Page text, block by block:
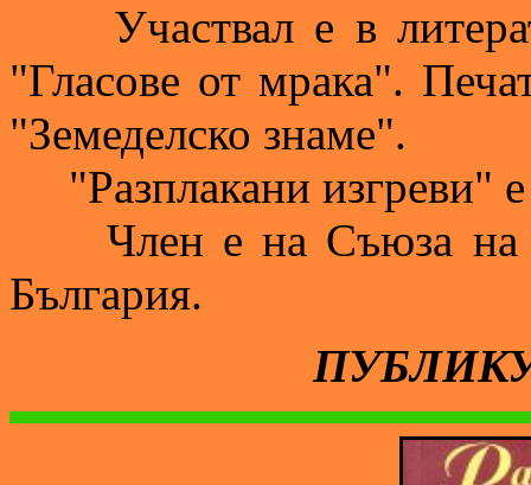
Участвал е в
"Гласове от мрака".
"Земеделско знаме".
"Разплакани изгреви" е
Член е на Съюза на
България.